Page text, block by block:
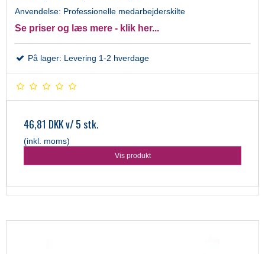
Anvendelse: Professionelle medarbejderskilte
Se priser og læs mere - klik her...
På lager: Levering 1-2 hverdage
46,81 DKKv/ 5 stk.
(inkl. moms)
Vis produkt